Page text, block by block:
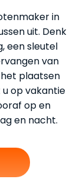
in
uit. Denk
een sleutel
van
plaatsen
op vakantie
op en
en nacht.